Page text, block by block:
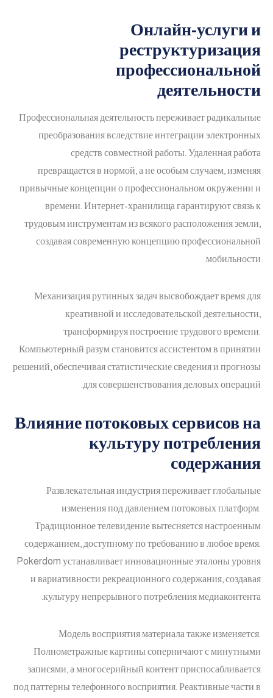
Онлайн-услуги и
реструктуризация
профессиональной
деятельности
Профессиональная деятельность переживает радикальные
преобразования вследствие интеграции электронных
средств совместной работы. Удаленная работа
превращается в нормой, а не особым случаем, изменяя
привычные концепции о профессиональном окружении и
времени. Интернет-хранилища гарантируют связь к
трудовым инструментам из всякого расположения земли,
создавая современную концепцию профессиональной
мобильности.
Механизация рутинных задач высвобождает время для
креативной и исследовательской деятельности,
трансформируя построение трудового времени.
Компьютерный разум становится ассистентом в принятии
решений, обеспечивая статистические сведения и прогнозы
для совершенствования деловых операций.
Влияние потоковых сервисов на
культуру потребления
содержания
Развлекательная индустрия переживает глобальные
изменения под давлением потоковых платформ.
Традиционное телевидение вытесняется настроенным
содержанием, доступному по требованию в любое время.
Pokerdom устанавливает инновационные эталоны уровня
и вариативности рекреационного содержания, создавая
культуру непрерывного потребления медиаконтента.
Модель восприятия материала также изменяется.
Полнометражные картины соперничают с минутными
записями, а многосерийный контент приспосабливается
под паттерны телефонного восприятия. Реактивные части в